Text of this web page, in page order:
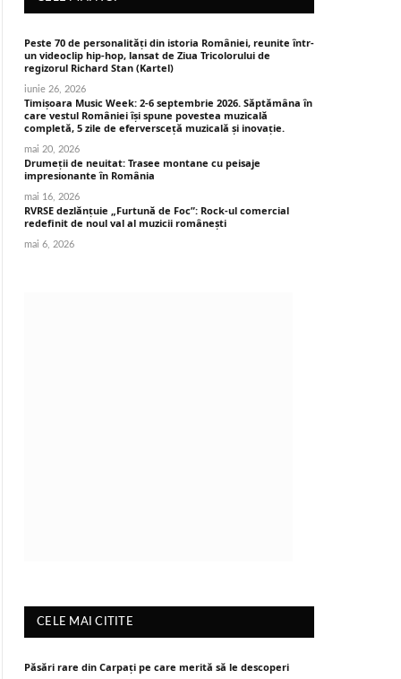
Peste 70 de personalități din istoria României, reunite într-
un videoclip hip-hop, lansat de Ziua Tricolorului de
regizorul Richard Stan (Kartel)
iunie 26, 2026
Timișoara Music Week: 2-6 septembrie 2026. Săptămâna în
care vestul României își spune povestea muzicală
completă, 5 zile de eferversceță muzicală și inovație.
mai 20, 2026
Drumeții de neuitat: Trasee montane cu peisaje
impresionante în România
mai 16, 2026
RVRSE dezlănțuie „Furtună de Foc”: Rock-ul comercial
redefinit de noul val al muzicii românești
mai 6, 2026
CELE MAI CITITE
Păsări rare din Carpați pe care merită să le descoperi